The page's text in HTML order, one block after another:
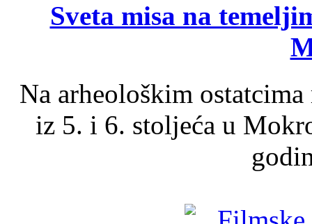
Sveta misa na
Na arheološkim
iz 5. i 6. stoljeća u